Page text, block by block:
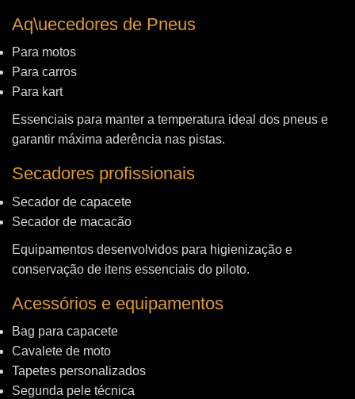
Aq\uecedores de Pneus
Para motos
Para carros
Para kart
Essenciais para manter a temperatura ideal dos pneus e
garantir máxima aderência nas pistas.
Secadores profissionais
Secador de capacete
Secador de macacão
Equipamentos desenvolvidos para higienização e
conservação de itens essenciais do piloto.
Acessórios e equipamentos
Bag para capacete
Cavalete de moto
Tapetes personalizados
Segunda pele técnica